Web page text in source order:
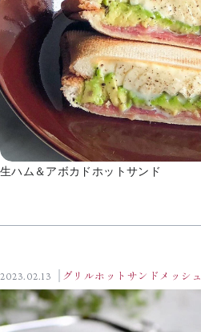
生ハム＆アボカドホットサンド
2023.02.13 グリルホットサンドメッシュ